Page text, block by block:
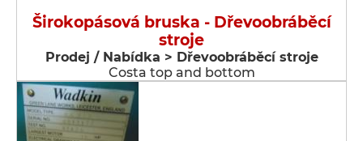
Širokopásová bruska - Dřevoobráběcí
stroje
Prodej / Nabídka > Dřevoobráběcí stroje
Costa top and bottom